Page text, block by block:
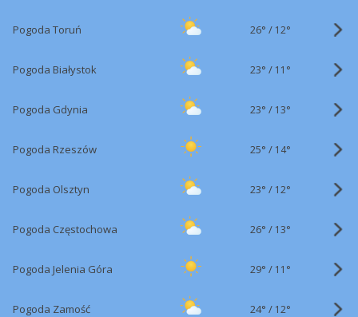
Pogoda Toruń 26° / 12°
Pogoda Białystok 23° / 11°
Pogoda Gdynia 23° / 13°
Pogoda Rzeszów 25° / 14°
Pogoda Olsztyn 23° / 12°
Pogoda Częstochowa 26° / 13°
Pogoda Jelenia Góra 29° / 11°
Pogoda Zamość 24° / 12°